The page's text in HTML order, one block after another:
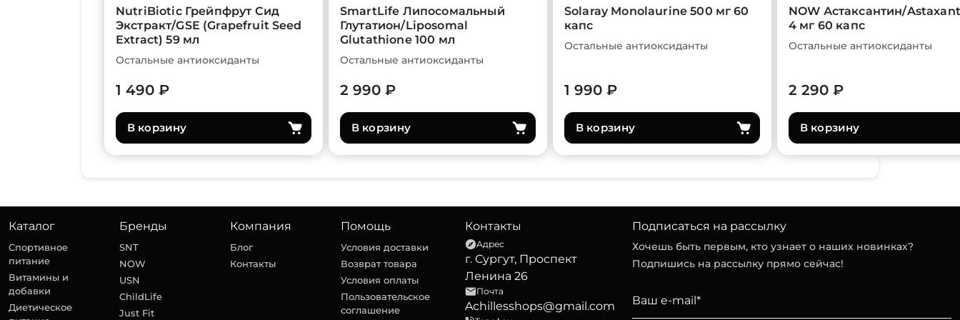
NutriBiotic Грейпфрут Сид
Экстракт/GSE (Grapefruit Seed
Extract) 59 мл
Остальные антиоксиданты
1 490 ₽
В корзину
SmartLife Липосомальный
Глутатион/Liposomal
Glutathione 100 мл
Остальные антиоксиданты
2 990 ₽
В корзину
Solaray Monolaurine 500 мг 60
капс
Остальные антиоксиданты
1 990 ₽
В корзину
NOW Астаксантин/
4 мг 60 капс
Остальные антиоксиданты
2 290 ₽
В корзину
Каталог
Спортивное
питание
Витамины и
добавки
Диетическое
Бренды
SNT
NOW
USN
ChildLife
Just Fit
Компания
Блог
Контакты
Помощь
Условия доставки
Возврат товара
Условия оплаты
Пользовательское
соглашение
Контакты
Адрес
г. Сургут, Проспект
Ленина 26
Почта
Achillesshops@gmail.com
Подписаться на рассылку
Хочешь быть первым, кто узнает о наших новинках?
Подпишись на рассылку прямо сейчас!